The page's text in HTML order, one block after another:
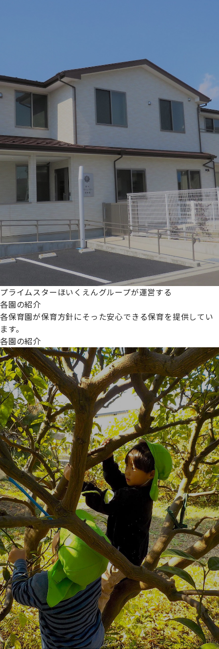
プライムスターほいくえんグループが運営する
各園の紹介
各保育園が保育方針にそった安心できる保育を提供してい
ます。
各園の紹介